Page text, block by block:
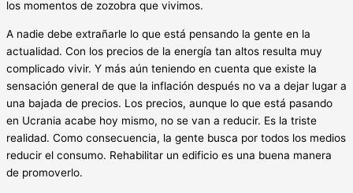
los momentos de zozobra que vivimos.
A nadie debe extrañarle lo que está pensando la gente en la
actualidad. Con los precios de la energía tan altos resulta muy
complicado vivir. Y más aún teniendo en cuenta que existe la
sensación general de que la inflación después no va a dejar lugar a
una bajada de precios. Los precios, aunque lo que está pasando
en Ucrania acabe hoy mismo, no se van a reducir. Es la triste
realidad. Como consecuencia, la gente busca por todos los medios
reducir el consumo. Rehabilitar un edificio es una buena manera
de promoverlo.